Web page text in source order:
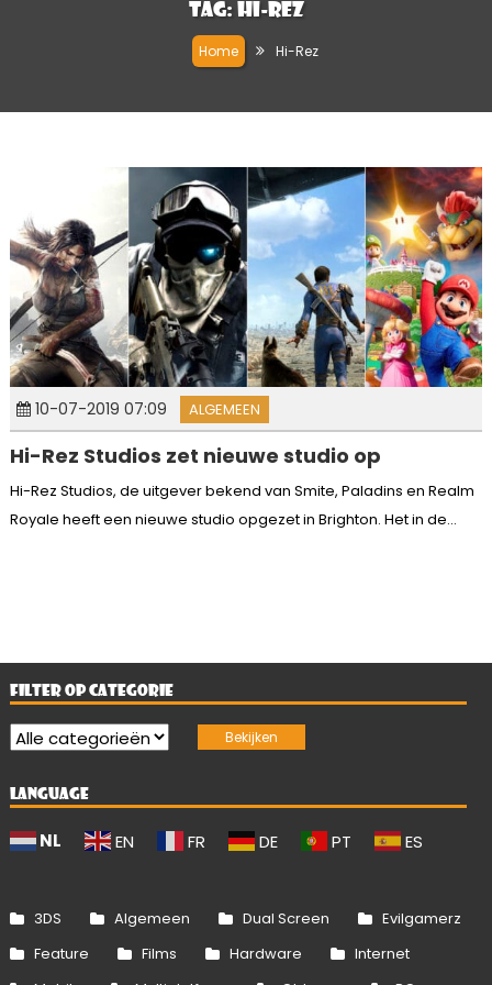
Tag: Hi-Rez
Home Hi-Rez
10-07-2019 07:09 ALGEMEEN
Hi-Rez Studios zet nieuwe studio op
Hi-Rez Studios, de uitgever bekend van Smite, Paladins en Realm
Royale heeft een nieuwe studio opgezet in Brighton. Het in de...
FILTER OP CATEGORIE
LANGUAGE
NL EN FR DE PT ES
3DS Algemeen Dual Screen
Evilgamerz
Feature
Films Hardware
Internet